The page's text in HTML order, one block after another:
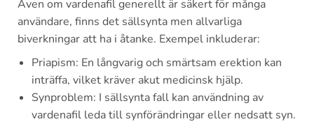
Även om vardenafil generellt är säkert för många
användare, finns det sällsynta men allvarliga
biverkningar att ha i åtanke. Exempel inkluderar:
Priapism: En långvarig och smärtsam erektion kan
inträffa, vilket kräver akut medicinsk hjälp.
Synproblem: I sällsynta fall kan användning av
vardenafil leda till synförändringar eller nedsatt syn.